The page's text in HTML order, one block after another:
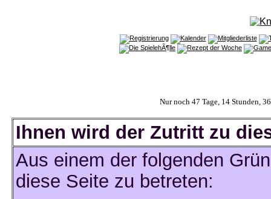
Nur noch 47 Tage, 14 Stunden,
Ihnen wird der Zutritt zu
Aus einem der folgenden
diese Seite zu betreten: